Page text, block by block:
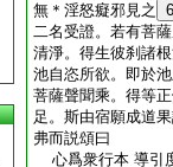
無＊淫怒癡邪見之
6
二名受證。若有菩
清淨。得生彼刹諸
池自恣所欲。即於
菩薩聲聞乘。得等
足。斯由宿願成道
弗而説頌曰
心爲衆行本 導引